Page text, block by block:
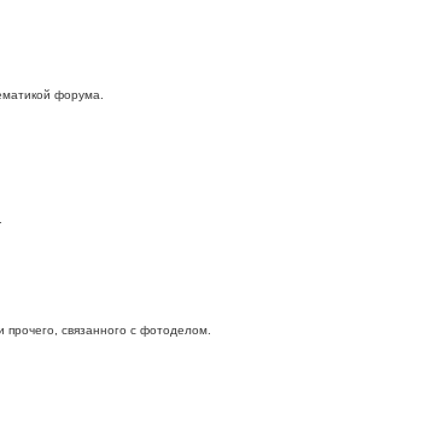
форума.
связанного с фотоделом.